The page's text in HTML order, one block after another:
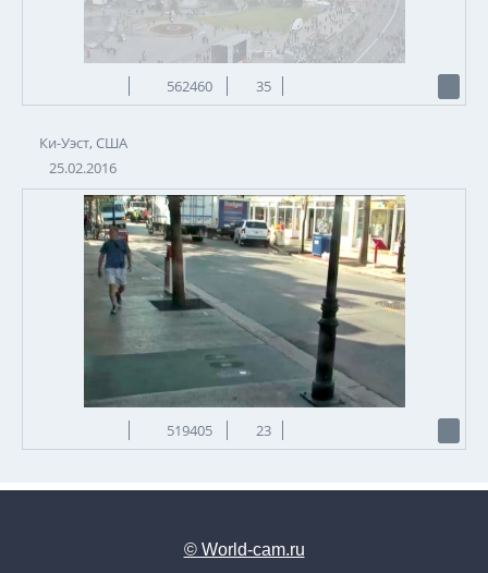
562460 35
Ки-Уэст, США
25.02.2016
519405 23
© World-cam.ru